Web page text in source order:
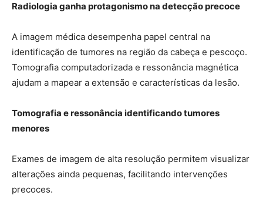
Radiologia ganha protagonismo na detecção precoce
A imagem médica desempenha papel central na
identificação de tumores na região da cabeça e pescoço.
Tomografia computadorizada e ressonância magnética
ajudam a mapear a extensão e características da lesão.
Tomografia e ressonância identificando tumores
menores
Exames de imagem de alta resolução permitem visualizar
alterações ainda pequenas, facilitando intervenções
precoces.